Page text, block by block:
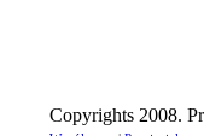
Copyrights 2008.